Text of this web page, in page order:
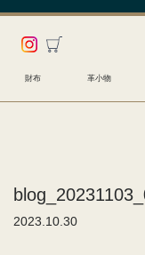
財布 革小物
2023.10.30